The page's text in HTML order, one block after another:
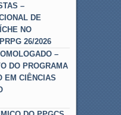
–
DE
NO
26/2026
–
DO PROGRAMA
EM CIÊNCIAS